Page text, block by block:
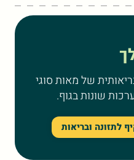
של מאות סוגי
שונות בגוף.
לתזונה ובריאות